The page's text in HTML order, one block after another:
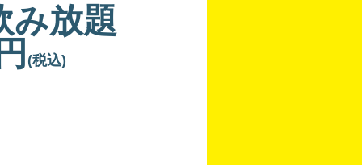
み放題
(税込)